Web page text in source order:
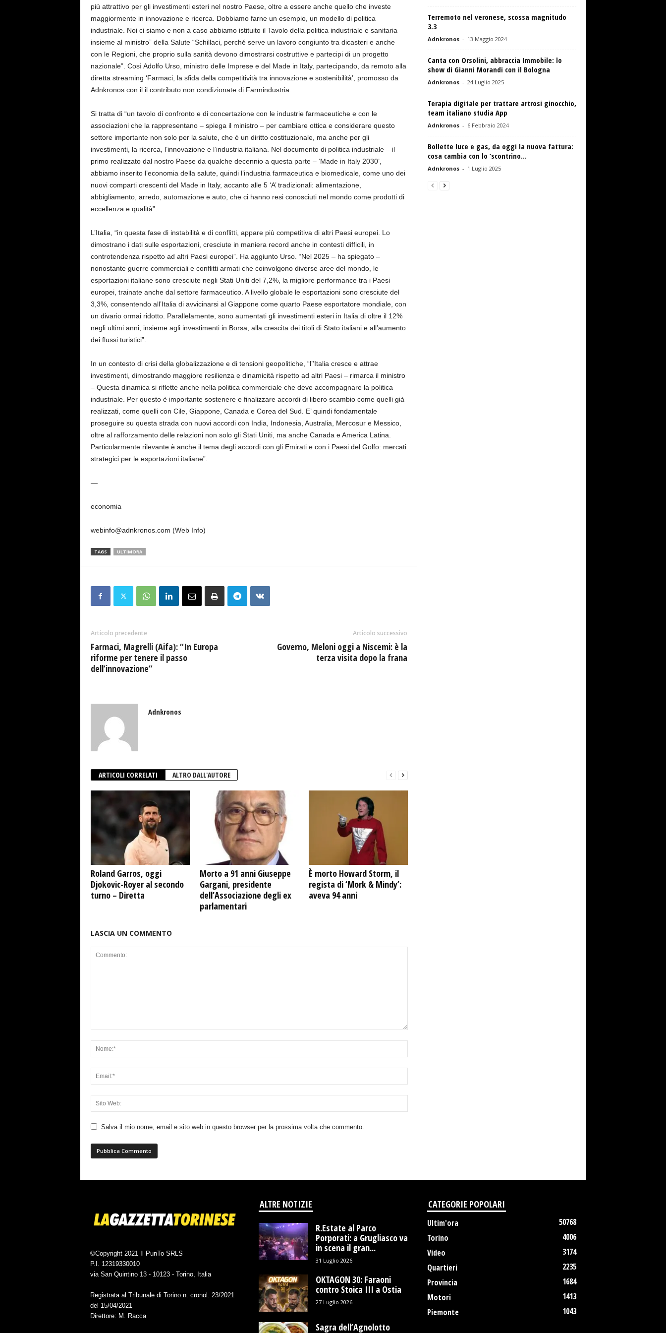
più attrattivo per gli investimenti esteri nel nostro Paese, oltre a essere anche quello che investe
maggiormente in innovazione e ricerca. Dobbiamo farne un esempio, un modello di politica
industriale. Noi ci siamo e non a caso abbiamo istituito il Tavolo della politica industriale e sanitaria
insieme al ministro” della Salute “Schillaci, perché serve un lavoro congiunto tra dicasteri e anche
con le Regioni, che proprio sulla sanità devono dimostrarsi costruttive e partecipi di un progetto
nazionale”. Così Adolfo Urso, ministro delle Imprese e del Made in Italy, partecipando, da remoto alla
diretta streaming ‘Farmaci, la sfida della competitività tra innovazione e sostenibilità’, promosso da
Adnkronos con il il contributo non condizionate di Farmindustria.
Si tratta di “un tavolo di confronto e di concertazione con le industrie farmaceutiche e con le
associazioni che la rappresentano – spiega il ministro – per cambiare ottica e considerare questo
settore importante non solo per la salute, che è un diritto costituzionale, ma anche per gli
investimenti, la ricerca, l’innovazione e l’industria italiana. Nel documento di politica industriale – il
primo realizzato dal nostro Paese da qualche decennio a questa parte – ‘Made in Italy 2030’,
abbiamo inserito l’economia della salute, quindi l’industria farmaceutica e biomedicale, come uno dei
nuovi comparti crescenti del Made in Italy, accanto alle 5 ‘A’ tradizionali: alimentazione,
abbigliamento, arredo, automazione e auto, che ci hanno resi conosciuti nel mondo come prodotti di
eccellenza e qualità”.
L’Italia, “in questa fase di instabilità e di conflitti, appare più competitiva di altri Paesi europei. Lo
dimostrano i dati sulle esportazioni, cresciute in maniera record anche in contesti difficili, in
controtendenza rispetto ad altri Paesi europei”. Ha aggiunto Urso. “Nel 2025 – ha spiegato –
nonostante guerre commerciali e conflitti armati che coinvolgono diverse aree del mondo, le
esportazioni italiane sono cresciute negli Stati Uniti del 7,2%, la migliore performance tra i Paesi
europei, trainate anche dal settore farmaceutico. A livello globale le esportazioni sono cresciute del
3,3%, consentendo all’Italia di avvicinarsi al Giappone come quarto Paese esportatore mondiale, con
un divario ormai ridotto. Parallelamente, sono aumentati gli investimenti esteri in Italia di oltre il 12%
negli ultimi anni, insieme agli investimenti in Borsa, alla crescita dei titoli di Stato italiani e all’aumento
dei flussi turistici”.
In un contesto di crisi della globalizzazione e di tensioni geopolitiche, “l’’Italia cresce e attrae
investimenti, dimostrando maggiore resilienza e dinamicità rispetto ad altri Paesi – rimarca il ministro
– Questa dinamica si riflette anche nella politica commerciale che deve accompagnare la politica
industriale. Per questo è importante sostenere e finalizzare accordi di libero scambio come quelli già
realizzati, come quelli con Cile, Giappone, Canada e Corea del Sud. E’ quindi fondamentale
proseguire su questa strada con nuovi accordi con India, Indonesia, Australia, Mercosur e Messico,
oltre al rafforzamento delle relazioni non solo gli Stati Uniti, ma anche Canada e America Latina.
Particolarmente rilevante è anche il tema degli accordi con gli Emirati e con i Paesi del Golfo: mercati
strategici per le esportazioni italiane”.
—
economia
webinfo@adnkronos.com (Web Info)
TAGS ULTIMORA
Articolo precedente
Farmaci, Magrelli (Aifa): “In Europa
riforme per tenere il passo
dell’innovazione”
Articolo successivo
Governo, Meloni oggi a Niscemi: è la
terza visita dopo la frana
Adnkronos
ARTICOLI CORRELATI ALTRO DALL'AUTORE
Roland Garros, oggi
Djokovic-Royer al secondo
turno – Diretta
Morto a 91 anni Giuseppe
Gargani, presidente
dell’Associazione degli ex
parlamentari
È morto Howard Storm, il
regista di ‘Mork & Mindy’:
aveva 94 anni
LASCIA UN COMMENTO
Salva il mio nome, email e sito web in questo browser per la prossima volta che commento.
Terremoto nel veronese, scossa magnitudo
3.3
Adnkronos - 13 Maggio 2024
Canta con Orsolini, abbraccia Immobile: lo
show di Gianni Morandi con il Bologna
Adnkronos - 24 Luglio 2025
Terapia digitale per trattare artrosi ginocchio,
team italiano studia App
Adnkronos - 6 Febbraio 2024
Bollette luce e gas, da oggi la nuova fattura:
cosa cambia con lo ‘scontrino...
Adnkronos - 1 Luglio 2025
©Copyright 2021 Il PunTo SRLS
P.I. 12319330010
via San Quintino 13 - 10123 - Torino, Italia
Registrata al Tribunale di Torino n. cronol. 23/2021
del 15/04/2021
Direttore: M. Racca
ALTRE NOTIZIE
R.Estate al Parco
Porporati: a Grugliasco va
in scena il gran...
31 Luglio 2026
OKTAGON 30: Faraoni
contro Stoica III a Ostia
27 Luglio 2026
Sagra dell’Agnolotto
CATEGORIE POPOLARI
Ultim'ora
50768
Torino
4006
Video
3174
Quartieri
2235
Provincia
1684
Motori
1413
Piemonte
1043